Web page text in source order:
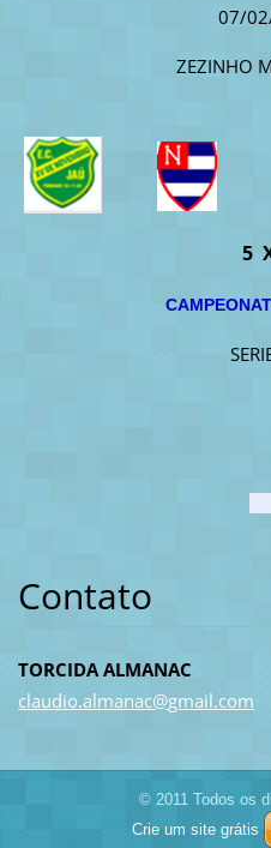
07/
ZEZINHO
5
Contato
TORCIDA ALMANAC
claudio.almanac@gmail.com
© 2011 Todos os
Crie um site grátis